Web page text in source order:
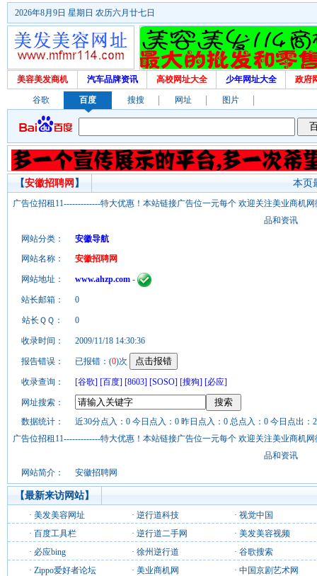
2026年8月9日 星期日 农历六月廿七日
美容美发商机 汽车品牌资讯 高校网址大全 少年网址大全 政府
谷歌 百度 搜搜 网址 图片
本页
【安徽招聘网 】
广告位招租11-------------特大优惠！本站链接广告位一元每个 欢迎关注美业商机
品和资讯
网站分类：
安徽导航
网站名称：
安徽招聘网
网站地址： www.ahzp.com -
站长邮箱： 0
站长ＱＱ： 0
收录时间： 2009/11/18 14:30:36
报告错误： 已报错：(0)次
收录查询： [谷歌] [百度] [8603] [SOSO] [搜狗] [必应]
网址搜索：
数据统计：
近30分点入：0 今日点入：0 昨日点入：0 总点入：0 今日点出：
广告位招租11-------------特大优惠！本站链接广告位一元每个 欢迎关注美业商机
品和资讯
网站简介：
安徽招聘网
【最新来访网站】
· 美发美容网址 · 逆行道科技 · 视觉中国
· 百度工具栏 · 逆行道二手网 · 美发美容视频
· 必应bing · 徐州逆行道 · 谷歌搜索
· Zippo爱好者论坛 · 美业商机网 · 中国京剧艺术网